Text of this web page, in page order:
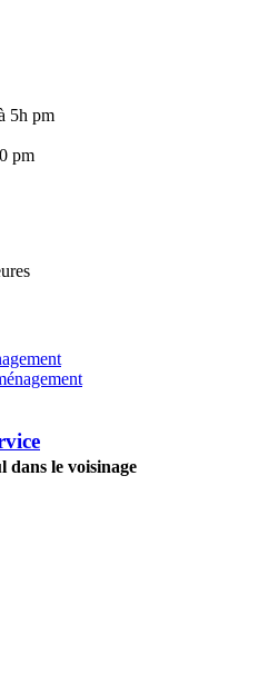
5h pm
pm
dans le voisinage